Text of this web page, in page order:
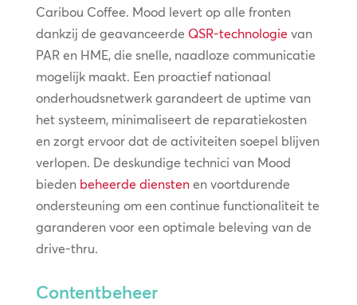
Caribou Coffee. Mood levert op alle fronten
dankzij de geavanceerde QSR-technologie van
PAR en HME, die snelle, naadloze communicatie
mogelijk maakt. Een proactief nationaal
onderhoudsnetwerk garandeert de uptime van
het systeem, minimaliseert de reparatiekosten
en zorgt ervoor dat de activiteiten soepel blijven
verlopen. De deskundige technici van Mood
bieden beheerde dienstenen voortdurende
ondersteuning om een continue functionaliteit te
garanderen voor een optimale beleving van de
drive-thru.
Contentbeheer